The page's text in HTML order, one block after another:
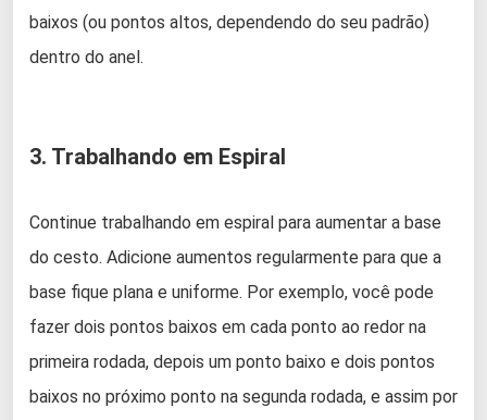
baixos (ou pontos altos, dependendo do seu padrão)
dentro do anel.
3. Trabalhando em Espiral
Continue trabalhando em espiral para aumentar a base
do cesto. Adicione aumentos regularmente para que a
base fique plana e uniforme. Por exemplo, você pode
fazer dois pontos baixos em cada ponto ao redor na
primeira rodada, depois um ponto baixo e dois pontos
baixos no próximo ponto na segunda rodada, e assim por